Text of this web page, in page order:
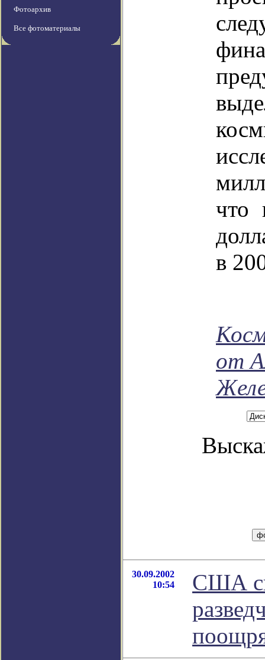
Фотоархив
Все фотоматериалы
что
в
от
30.09.2002
10:54
США